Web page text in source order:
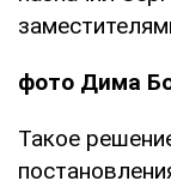
фото Дима
Такое